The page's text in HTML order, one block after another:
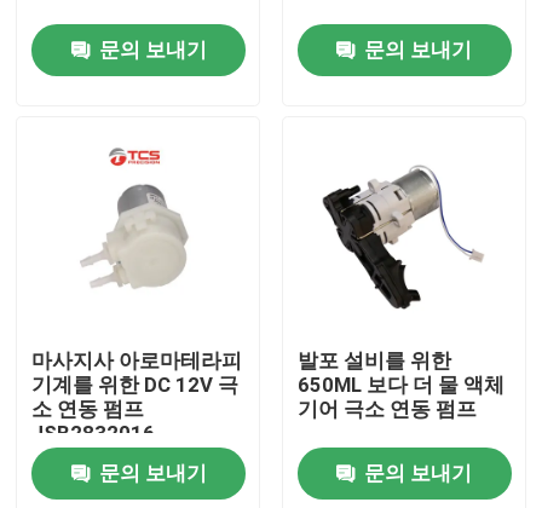
우리 에 관한 것
공장 투어
품질 관리
저희와 연락
문의 보내기 문의 보내기
마사지사 아로마테라피
기계를 위한 DC 12V 극
소 연동 펌프
JSB2832016
문의 보내기
발포 설비를 위한
650ML 보다 더 물 액체
기어 극소 연동 펌프
문의 보내기